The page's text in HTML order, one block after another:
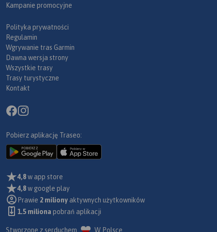
Kampanie promocyjne
Polityka prywatności
Regulamin
Wgrywanie tras Garmin
Dawna wersja strony
Wszystkie trasy
Trasy turystyczne
Kontakt
Pobierz aplikację Traseo:
4,8w app store
4,8w google play
Prawie 2 miliony aktywnych użytkowników
1.5 miliona pobrań aplikacji
Stworzone z serduchem W Polsce